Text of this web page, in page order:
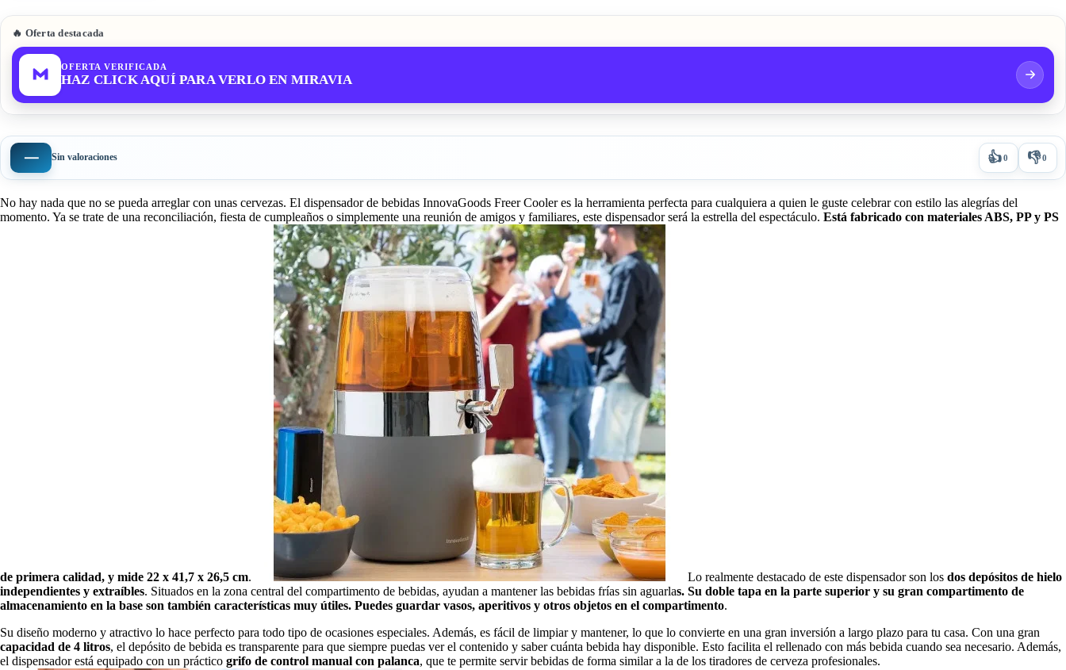
🔥 Oferta destacada
OFERTA VERIFICADA
HAZ CLICK AQUÍ PARA VERLO EN MIRAVIA
— Sin valoraciones 👍0 👎0
No hay nada que no se pueda arreglar con unas cervezas. El dispensador de bebidas InnovaGoods Freer Cooler es la herramienta perfecta para cualquiera a quien le guste celebrar con estilo las alegrías del
momento. Ya se trate de una reconciliación, fiesta de cumpleaños o simplemente una reunión de amigos y familiares, este dispensador será la estrella del espectáculo. Está fabricado con materiales ABS, PP y PS
de primera calidad, y mide 22 x 41,7 x 26,5 cm. Lo realmente destacado de este dispensador son los dos depósitos de hielo
independientes y extraíbles. Situados en la zona central del compartimento de bebidas, ayudan a mantener las bebidas frías sin aguarlas. Su doble tapa en la parte superior y su gran compartimento de
almacenamiento en la base son también características muy útiles. Puedes guardar vasos, aperitivos y otros objetos en el compartimento.
Su diseño moderno y atractivo lo hace perfecto para todo tipo de ocasiones especiales. Además, es fácil de limpiar y mantener, lo que lo convierte en una gran inversión a largo plazo para tu casa. Con una gran
capacidad de 4 litros, el depósito de bebida es transparente para que siempre puedas ver el contenido y saber cuánta bebida hay disponible. Esto facilita el rellenado con más bebida cuando sea necesario. Además,
el dispensador está equipado con un práctico grifo de control manual con palanca, que te permite servir bebidas de forma similar a la de los tiradores de cerveza profesionales.